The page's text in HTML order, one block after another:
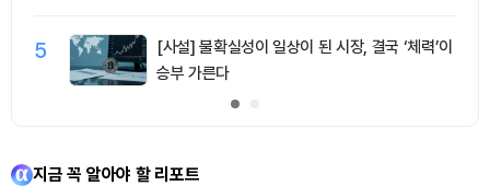
5
[사설] 불확실성이 일상이 된 시장, 결국 ‘체력’이
승부 가른다
지금 꼭 알아야 할 리포트